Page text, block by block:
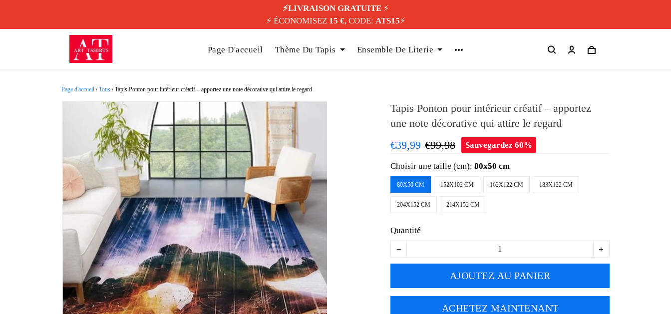
⚡️LIVRAISON GRATUITE⚡️
⚡️ ÉCONOMISEZ 15 €, CODE: ATS15⚡️
Page D'accueil Thème Du Tapis Ensemble De Literie
Page d'accueil /Tous /Tapis Ponton pour intérieur créatif – apportez une note décorative qui attire le regard
Tapis Ponton pour intérieur créatif – apportez
une note décorative qui attire le regard
€39,99 €99,98 Sauvegardez 60%
Choisir une taille (cm):80x50 cm
80X50 CM 152X102 CM 162X122 CM 183X122 CM
204X152 CM 214X152 CM
Quantité
AJOUTEZ AU PANIER
ACHETEZ MAINTENANT